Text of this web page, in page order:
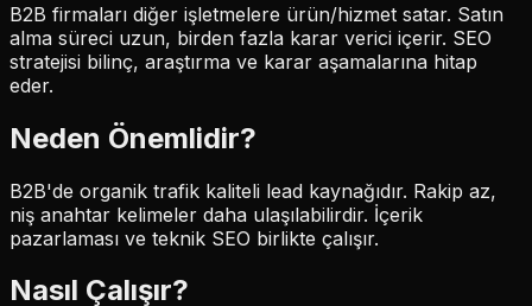
B2B firmaları diğer işletmelere ürün/hizmet satar. Satın
alma süreci uzun, birden fazla karar verici içerir. SEO
stratejisi bilinç, araştırma ve karar aşamalarına hitap
eder.
Neden Önemlidir?
B2B'de organik trafik kaliteli lead kaynağıdır. Rakip az,
niş anahtar kelimeler daha ulaşılabilirdir. İçerik
pazarlaması ve teknik SEO birlikte çalışır.
Nasıl Çalışır?